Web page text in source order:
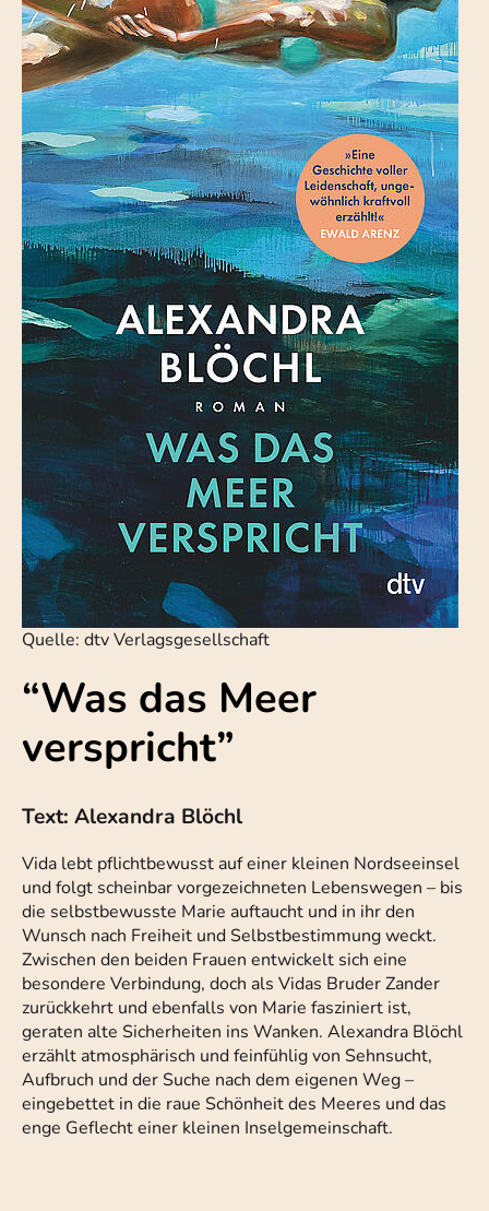
Quelle: dtv Verlagsgesellschaft
“Was das Meer
verspricht”
Text: Alexandra Blöchl
Vida lebt pflichtbewusst auf einer kleinen Nordseeinsel
und folgt scheinbar vorgezeichneten Lebenswegen – bis
die selbstbewusste Marie auftaucht und in ihr den
Wunsch nach Freiheit und Selbstbestimmung weckt.
Zwischen den beiden Frauen entwickelt sich eine
besondere Verbindung, doch als Vidas Bruder Zander
zurückkehrt und ebenfalls von Marie fasziniert ist,
geraten alte Sicherheiten ins Wanken. Alexandra Blöchl
erzählt atmosphärisch und feinfühlig von Sehnsucht,
Aufbruch und der Suche nach dem eigenen Weg –
eingebettet in die raue Schönheit des Meeres und das
enge Geflecht einer kleinen Inselgemeinschaft.